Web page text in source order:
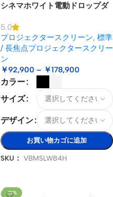
シネマホワイト電動ドロップダ
5.0
プロジェクタースクリーン, 標準
/ 長焦点プロジェクタースクリー
ン
￥92,900 – ￥178,900
カラー
サイズ
デザイン
お買い物カゴに追加
SKU： VBMSLW84H
-19%